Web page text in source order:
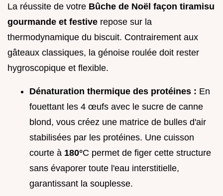
La réussite de votre Bûche de Noël façon tiramisu
gourmande et festive repose sur la
thermodynamique du biscuit. Contrairement aux
gâteaux classiques, la génoise roulée doit rester
hygroscopique et flexible.
Dénaturation thermique des protéines : En
fouettant les 4 œufs avec le sucre de canne
blond, vous créez une matrice de bulles d'air
stabilisées par les protéines. Une cuisson
courte à 180°C permet de figer cette structure
sans évaporer toute l'eau interstitielle,
garantissant la souplesse.